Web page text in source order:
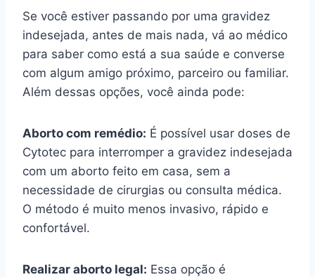
Se você estiver passando por uma gravidez
indesejada, antes de mais nada, vá ao médico
para saber como está a sua saúde e converse
com algum amigo próximo, parceiro ou familiar.
Além dessas opções, você ainda pode:
Aborto com remédio: É possível usar doses de
Cytotec para interromper a gravidez indesejada
com um aborto feito em casa, sem a
necessidade de cirurgias ou consulta médica.
O método é muito menos invasivo, rápido e
confortável.
Realizar aborto legal: Essa opção é